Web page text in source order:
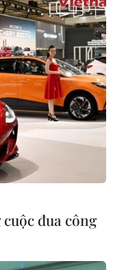
Siêu
đua công